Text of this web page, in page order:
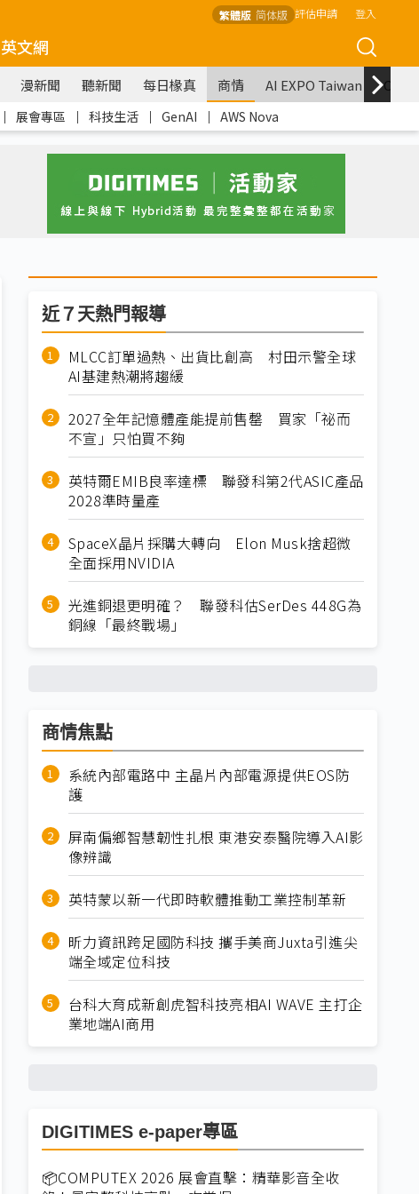
繁體版 简体版 評估申請 登入
英文網
漫新聞 聽新聞 每日椽真 商情 AI EXPO Taiwan
｜ 展會專區 ｜ 科技生活 ｜ GenAI ｜ AWS Nova
近７天熱門報導
MLCC訂單過熱、出貨比創高 村田示警全球
AI基建熱潮將趨緩
2027全年記憶體產能提前售罄 買家「祕而
不宣」只怕買不夠
英特爾EMIB良率達標 聯發科第2代ASIC產品
2028準時量產
SpaceX晶片採購大轉向 Elon Musk捨超微
全面採用NVIDIA
光進銅退更明確？ 聯發科估SerDes 448G為
銅線「最終戰場」
商情焦點
系統內部電路中 主晶片內部電源提供EOS防
護
屏南偏鄉智慧韌性扎根 東港安泰醫院導入AI影
像辨識
英特蒙以新一代即時軟體推動工業控制革新
昕力資訊跨足國防科技 攜手美商Juxta引進尖
端全域定位科技
台科大育成新創虎智科技亮相AI WAVE 主打企
業地端AI商用
DIGITIMES e-paper專區
📦COMPUTEX 2026 展會直擊：精華影音全收